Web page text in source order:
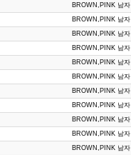
BROWN,PINK 남자
BROWN,PINK 남자
BROWN,PINK 남자
BROWN,PINK 남자
BROWN,PINK 남자
BROWN,PINK 남자
BROWN,PINK 남자
BROWN,PINK 남자
BROWN,PINK 남자
BROWN,PINK 남자
BROWN,PINK 남자